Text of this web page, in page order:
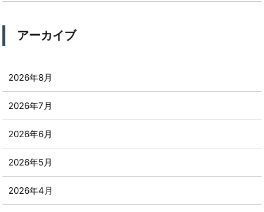
アーカイブ
2026年8月
2026年7月
2026年6月
2026年5月
2026年4月